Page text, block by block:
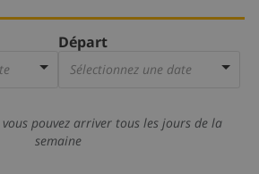
Départ
Sélectionnez une date
pouvez arriver tous les jours de la
semaine